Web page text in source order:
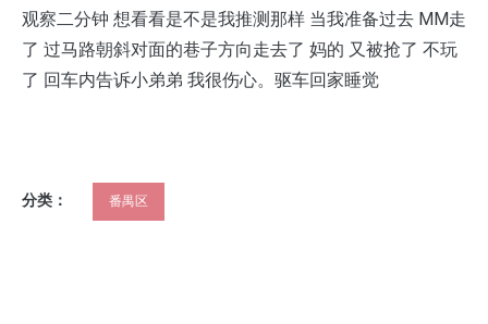
观察二分钟 想看看是不是我推测那样 当我准备过去 MM走
了 过马路朝斜对面的巷子方向走去了 妈的 又被抢了 不玩
了 回车内告诉小弟弟 我很伤心。驱车回家睡觉
分类： 番禺区